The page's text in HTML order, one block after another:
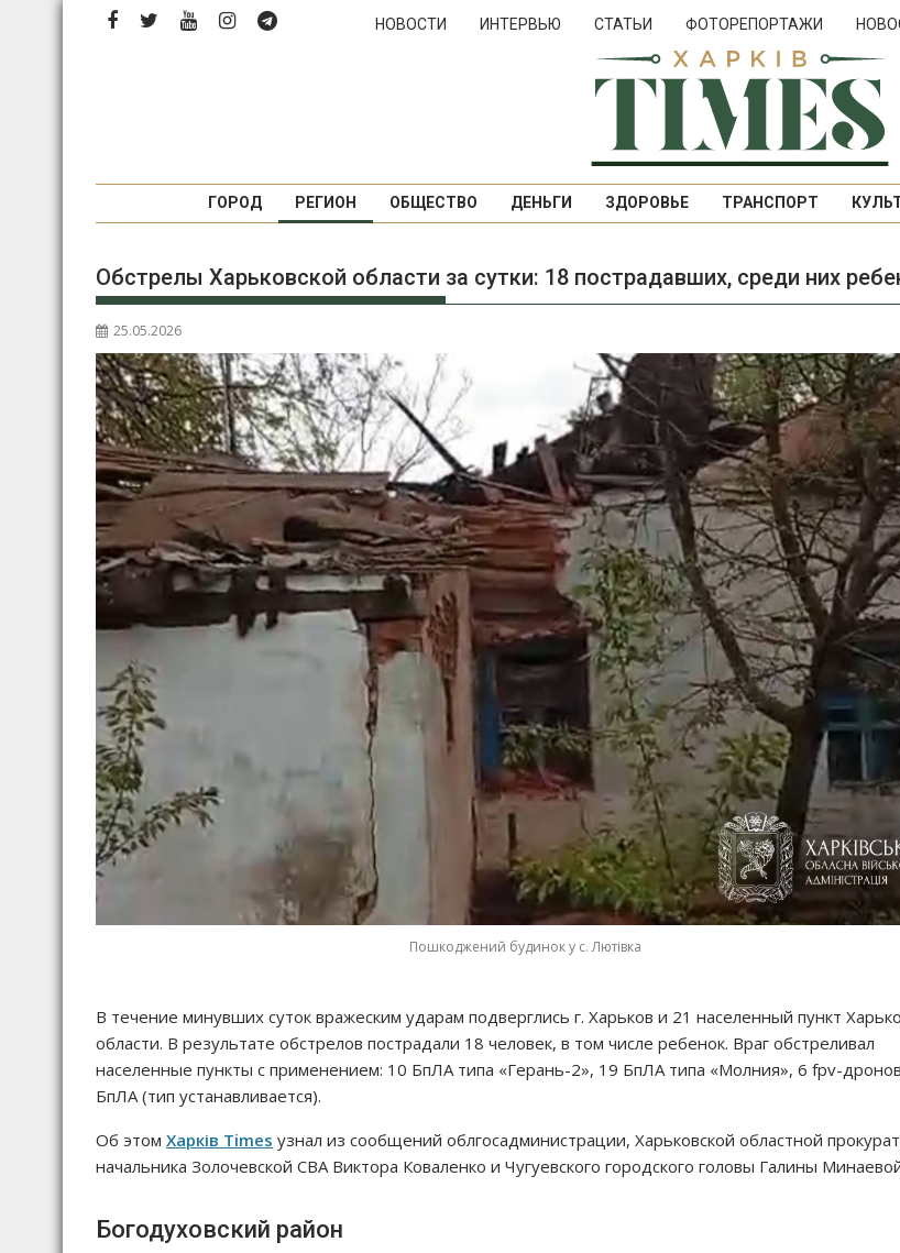
Перейти
НОВОСТИ ИНТЕРВЬЮ СТАТЬИ ФОТОРЕПОРТАЖИ
ГОРОД РЕГИОН ОБЩЕСТВО ДЕНЬГИ ЗДОРОВЬЕ ТРАНСПОРТ
Обстрелы Харьковской области за сутки: 18 пострадавших, среди них
25.05.2026
Пошкоджений будинок у с. Лютівка
В течение минувших суток вражеским ударам подверглись г. Харьков и 21 населенный пункт
области. В результате обстрелов пострадали 18 человек, в том числе ребенок. Враг обстреливал
населенные пункты с применением: 10 БпЛА типа «Герань-2», 19 БпЛА типа «Молния», 6 fpv-
БпЛА (тип устанавливается).
Об этом Харків Times узнал из сообщений облгосадминистрации, Харьковской областной
начальника Золочевской СВА Виктора Коваленко и Чугуевского городского головы Галины
Богодуховский район